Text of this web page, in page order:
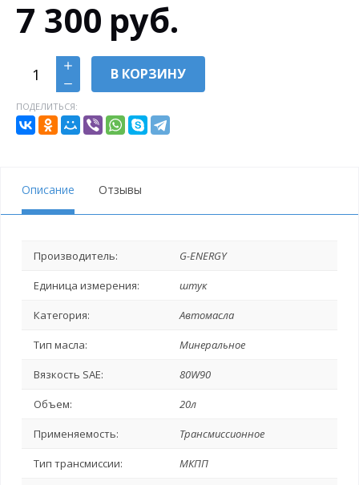
7 300 руб.
В КОРЗИНУ
ПОДЕЛИТЬСЯ:
Описание Отзывы
Производитель: G-ENERGY
Единица измерения: штук
Категория: Автомасла
Тип масла: Минеральное
Вязкость SAE: 80W90
Объем: 20л
Применяемость: Трансмиссионное
Тип трансмиссии: МКПП